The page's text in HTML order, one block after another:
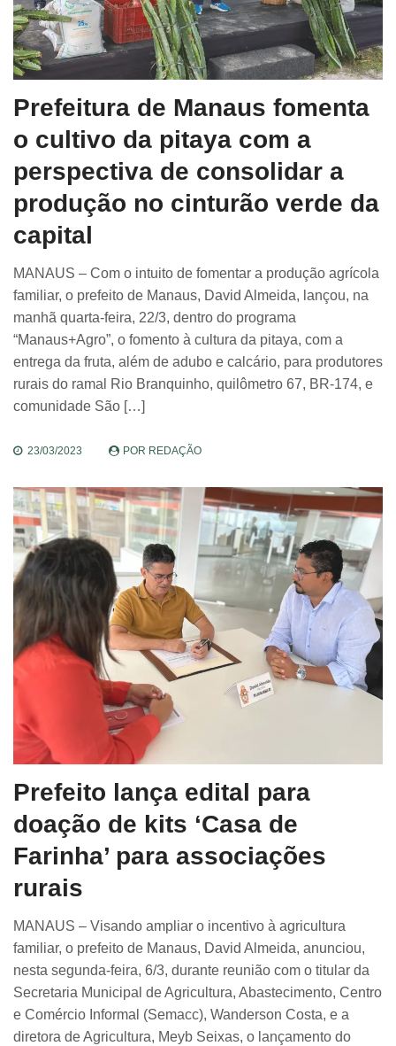
Prefeitura de Manaus fomenta
o cultivo da pitaya com a
perspectiva de consolidar a
produção no cinturão verde da
capital
MANAUS – Com o intuito de fomentar a produção agrícola
familiar, o prefeito de Manaus, David Almeida, lançou, na
manhã quarta-feira, 22/3, dentro do programa
“Manaus+Agro”, o fomento à cultura da pitaya, com a
entrega da fruta, além de adubo e calcário, para produtores
rurais do ramal Rio Branquinho, quilômetro 67, BR-174, e
comunidade São […]
23/03/2023 POR REDAÇÃO
Prefeito lança edital para
doação de kits ‘Casa de
Farinha’ para associações
rurais
MANAUS – Visando ampliar o incentivo à agricultura
familiar, o prefeito de Manaus, David Almeida, anunciou,
nesta segunda-feira, 6/3, durante reunião com o titular da
Secretaria Municipal de Agricultura, Abastecimento, Centro
e Comércio Informal (Semacc), Wanderson Costa, e a
diretora de Agricultura, Meyb Seixas, o lançamento do